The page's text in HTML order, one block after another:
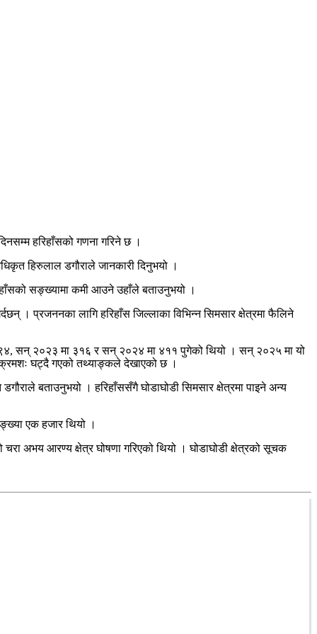
हरिहाँसको गणना गरिने छ ।
हिरुलाल डगौराले जानकारी दिनुभयो ।
सङ्ख्यामा कमी आउने उहाँले बताउनुभयो ।
। प्रजननका लागि हरिहाँस जिल्लाका विभिन्न सिमसार क्षेत्रमा फैलिने
सन् २०२३ मा ३१६ र सन् २०२४ मा ४११ पुगेको थियो । सन् २०२५ मा यो
घट्दै गएको तथ्याङ्कले देखाएको छ ।
बताउनुभयो । हरिहाँससँगै घोडाघोडी सिमसार क्षेत्रमा पाइने अन्य
एक हजार थियो ।
अभय आरण्य क्षेत्र घोषणा गरिएको थियो । घोडाघोडी क्षेत्रको सूचक